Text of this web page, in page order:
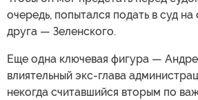
очередь, попытался подать в суд
друга — Зеленского.
Еще одна ключевая фигура —
влиятельный экс-глава
некогда считавшийся вторым по